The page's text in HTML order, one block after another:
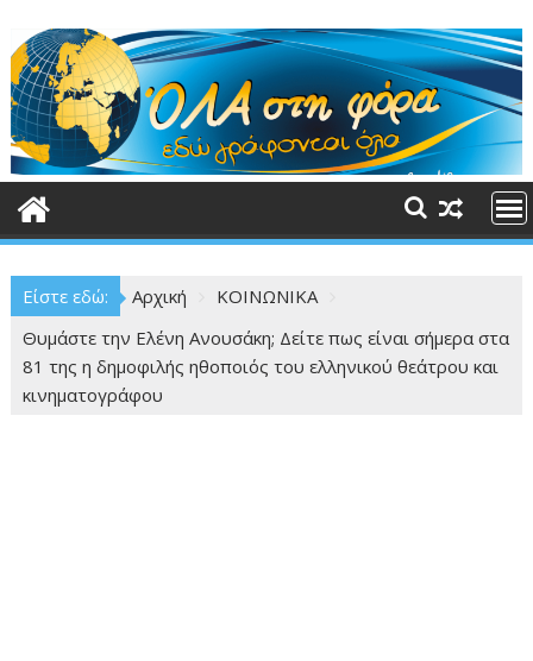
στο
περιεχόμενο
Είστε εδώ: Αρχική
ΚΟΙΝΩΝΙΚΑ
Θυμάστε την Ελένη Ανουσάκη; Δείτε πως είναι σήμερα στα
81 της η δημοφιλής ηθοποιός του ελληνικού θεάτρου και
κινηματογράφου